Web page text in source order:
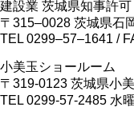
建設業 茨城県知事許
〒315‒0028 茨城県石
TEL 0299‒57‒1641 /
小美玉ショールーム
〒319-0123 茨城県小
TEL 0299-57-2485 水